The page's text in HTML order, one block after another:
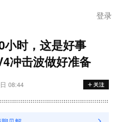
登录
小时，这是好事
冲击波做好准备
08:44